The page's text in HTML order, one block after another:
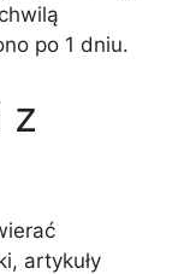
po 1 dniu.
z
artykuły